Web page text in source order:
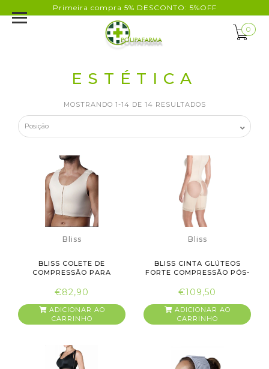
Primeira compra 5% DESCONTO: 5%OFF
0
ESTÉTICA
MOSTRANDO 1-14 DE 14 RESULTADOS
Bliss
BLISS COLETE DE
COMPRESSÃO PARA
€82,90
ADICIONAR AO
CARRINHO
Bliss
BLISS CINTA GLÚTEOS
FORTE COMPRESSÃO PÓS-
€109,50
ADICIONAR AO
CARRINHO